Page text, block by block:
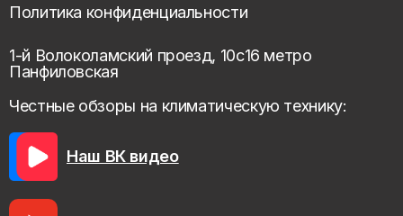
Политика конфиденциальности
1-й Волоколамский проезд, 10с16 метро
Панфиловская
Честные обзоры на климатическую технику:
Наш ВК видео